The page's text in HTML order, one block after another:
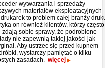
wytwarzania i sprzedaży
materiałów eksploatacyjnych
to problem całej branży
on również klientów, którzy często
zdają sobie sprawy, że podrobione
nie zapewnią takiej jakości jak
Aby ustrzec się przed kupnem
wystarczy pamiętać o kilku
zasadach. więcej